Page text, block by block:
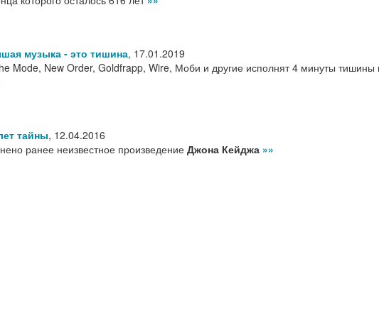
музыка - это тишина, 17.01.2019
Mode, New Order, Goldfrapp, Wire, Моби и другие исполнят 4 минуты тишины
тайны, 12.04.2016
ранее неизвестное произведение Джона Кейджа »»